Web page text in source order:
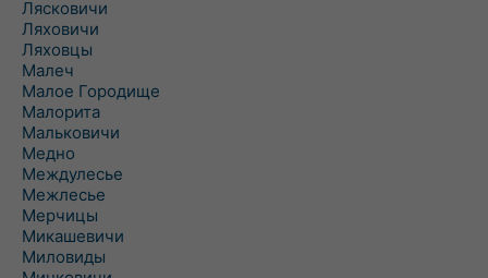
Лясковичи
Ляховичи
Ляховцы
Малеч
Малое Городище
Малорита
Мальковичи
Медно
Междулесье
Межлесье
Мерчицы
Микашевичи
Миловиды